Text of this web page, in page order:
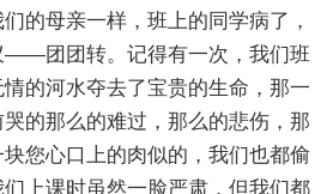
的母亲一样，班上的同学病了，
——团团转。记得有一次，我们班
的河水夺去了宝贵的生命，那一
的那么的难过，那么的悲伤，那
您心口上的肉似的，我们也都偷
上课时虽然一脸严肃，但我们都